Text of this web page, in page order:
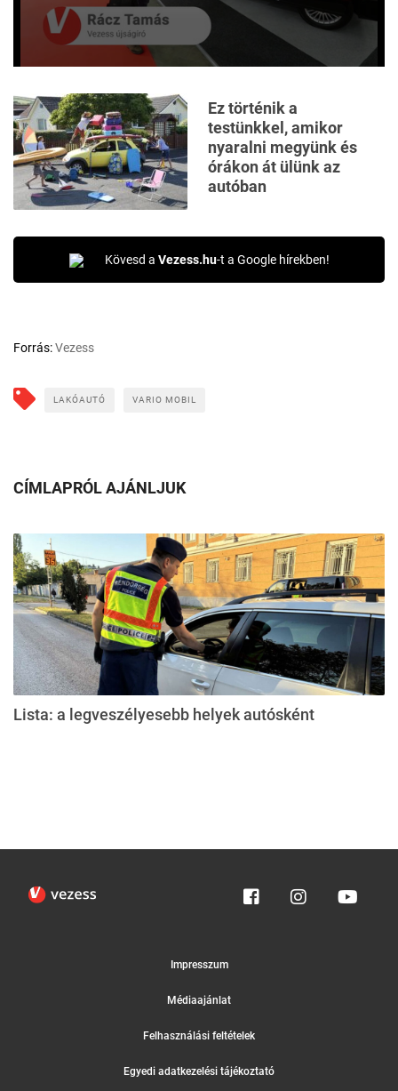
of
8
minutes,
22
seconds
Ez történik a
testünkkel, amikor
nyaralni megyünk és
órákon át ülünk az
autóban
Kövesd a Vezess.hu-t a Google hírekben!
Forrás:Vezess
LAKÓAUTÓ VARIO MOBIL
CÍMLAPRÓL AJÁNLJUK
Lista: a legveszélyesebb helyek autósként
Impresszum
Médiaajánlat
Felhasználási feltételek
Egyedi adatkezelési tájékoztató